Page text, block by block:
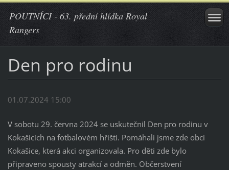
POUTNÍCI - 63. přední hlídka Royal
Rangers
Den pro rodinu
01.07.2024 15:00
V sobotu 29. června 2024 se uskutečnil Den pro rodinu v
Kokašicích na fotbalovém hřišti. Pomáhali jsme zde obci
Kokašice, která akci organizovala. Pro děti zde bylo
připraveno spousty atrakcí a odměn. Občerstvení